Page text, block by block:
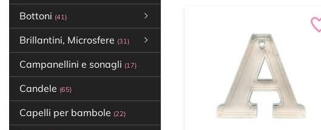
Bottoni (41)
Brillantini, Microsfere (31)
Campanellini e sonagli (17)
Candele (65)
Capelli per bambole (22)